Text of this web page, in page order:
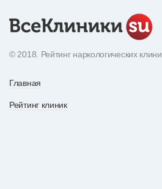
© 2018. Рейтинг наркологических
Главная
Рейтинг клиник